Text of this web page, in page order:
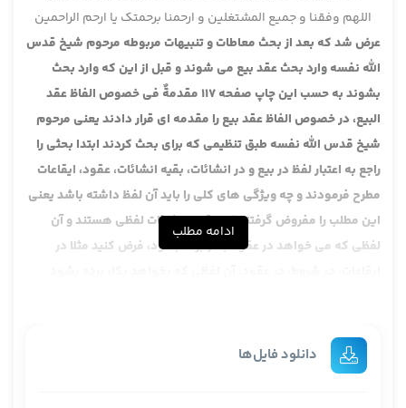
اللهم وفقنا و جمیع المشتغلین و ارحمنا برحمتک یا ارحم الراحمین
عرض شد که بعد از بحث معاطات و تنبیهات مربوطه مرحوم شیخ قدس
الله نفسه وارد بحث عقد بیع می شوند و قبل از این که وارد بحث
بشوند به حسب این چاپ صفحه 117 مقدمةٌ فی خصوص الفاظ عقد
البیع، در خصوص الفاظ عقد بیع را مقدمه ای قرار دادند یعنی مرحوم
شیخ قدس الله نفسه طبق تنظیمی که برای بحث کردند ابتدا بحثی را
راجع به اعتبار لفظ در بیع و در انشائات، بقیه انشائات، عقود، ایقاعات
مطرح فرمودند و چه ویژگی های کلی را باید آن لفظ داشته باشد یعنی
این مطلب را مفروض گرفتند که عقود انشائات لفظی هستند و آن
لفظی که می خواهد در عقود بکار برده بشود، فرض کنید مثلا در
بعت، اشتریت، شریتُ، قبلتُ در باب قبول، الفاظ تشخیص، بحث الفاظ.
البته این در کتب فقهی قبل از ایشان هم هست، آن بحث مقدمه اش
ادامه مطلب
دانلود فایل‌ها